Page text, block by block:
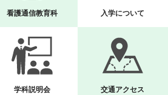
看護通信教育科 入学について
学科説明会 交通アクセス